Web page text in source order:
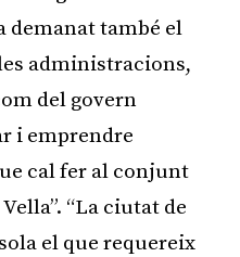
demanat també el
administracions,
del govern
i emprendre
cal fer al conjunt
“La ciutat de
el que requereix